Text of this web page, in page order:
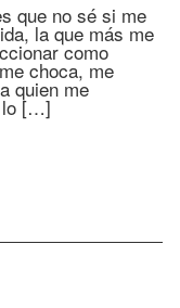
que no sé si me
la que más me
como
choca, me
quien me
lo […]